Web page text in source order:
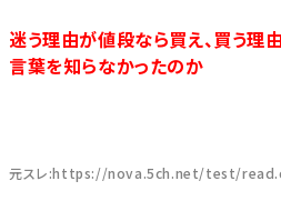
迷う理由が値段なら買え、買う理
言葉を知らなかったのか
元スレ:https://nova.5ch.net/test/